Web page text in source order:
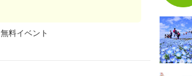
無料イベント